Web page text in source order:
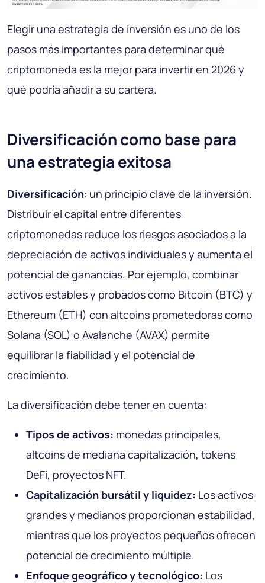
Elegir una estrategia de inversión es uno de los
pasos más importantes para determinar qué
criptomoneda es la mejor para invertir en 2026 y
qué podría añadir a su cartera.
Diversificación como base para
una estrategia exitosa
Diversificación: un principio clave de la inversión.
Distribuir el capital entre diferentes
criptomonedas reduce los riesgos asociados a la
depreciación de activos individuales y aumenta el
potencial de ganancias. Por ejemplo, combinar
activos estables y probados como Bitcoin (BTC) y
Ethereum (ETH) con altcoins prometedoras como
Solana (SOL) o Avalanche (AVAX) permite
equilibrar la fiabilidad y el potencial de
crecimiento.
La diversificación debe tener en cuenta:
Tipos de activos: monedas principales,
altcoins de mediana capitalización, tokens
DeFi, proyectos NFT.
Capitalización bursátil y liquidez: Los activos
grandes y medianos proporcionan estabilidad,
mientras que los proyectos pequeños ofrecen
potencial de crecimiento múltiple.
Enfoque geográfico y tecnológico: Los